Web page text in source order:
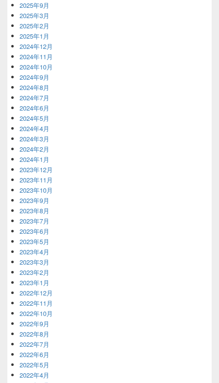
2025年9月
2025年3月
2025年2月
2025年1月
2024年12月
2024年11月
2024年10月
2024年9月
2024年8月
2024年7月
2024年6月
2024年5月
2024年4月
2024年3月
2024年2月
2024年1月
2023年12月
2023年11月
2023年10月
2023年9月
2023年8月
2023年7月
2023年6月
2023年5月
2023年4月
2023年3月
2023年2月
2023年1月
2022年12月
2022年11月
2022年10月
2022年9月
2022年8月
2022年7月
2022年6月
2022年5月
2022年4月